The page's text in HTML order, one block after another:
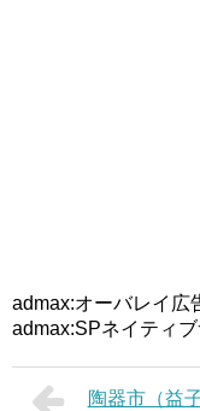
admax:オーバレイ広
admax:SPネイティ
陶器市（益